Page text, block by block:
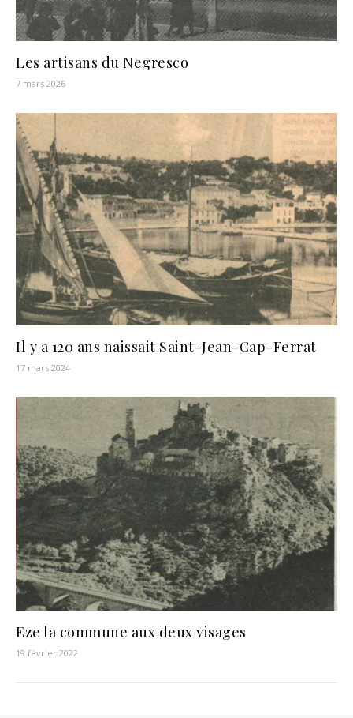
Les artisans du Negresco
7 mars 2026
Il y a 120 ans naissait Saint-Jean-Cap-Ferrat
17 mars 2024
Eze la commune aux deux visages
19 février 2022